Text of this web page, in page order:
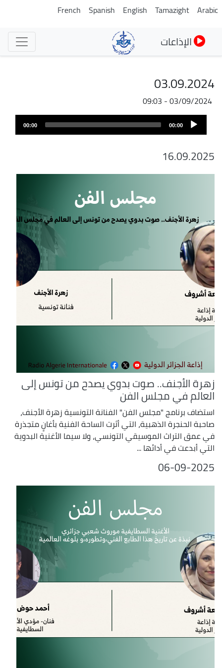
تجاوز
Arabic
Tamazight
English
Spanish
French
الإذاعات
03.09.2024
03/09/2024 - 09:03
Audio
Player
00:00
00:00
16.09.2025
زهرة الأجنف.. صوت بدوي يصدح من تونس إلى
العالم في مجلس الفن
استضاف برنامج "مجلس الفن" الفنانة التونسية زهرة الأجنف،
صاحبة الحنجرة الذهبية، التي أثرت الساحة الفنية بأغانٍ متجذرة
في عمق التراث الموسيقي التونسي، ولا سيما الأغنية البدوية
التي أبدعت في أدائها ...
06-09-2025